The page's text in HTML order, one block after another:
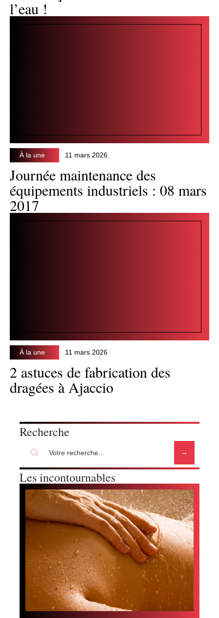
l’eau !
À la une 11 mars 2026
Journée maintenance des
équipements industriels : 08 mars
2017
À la une 11 mars 2026
2 astuces de fabrication des
dragées à Ajaccio
Recherche
Les incontournables